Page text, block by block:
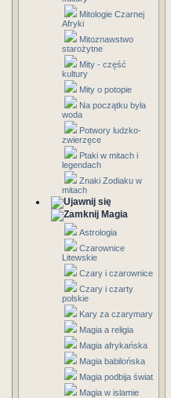
Mitologie Czarnej
Afryki
Mitoznawstwo
starożytne
Mity - część
kultury
Mity o potopie
Na początku była
woda
Potwory ludzko-
zwierzęce
Ptaki w mitach i
legendach
Znaki Zodiaku w
mitach
Magia
Astrologia
Czarownice
Litewskie
Czary i czarownice
Czary i czarty
polskie
Kary za czarymary
Magia a religia
Magia afrykańska
Magia babilońska
Magia podbija świat
Magia w islamie